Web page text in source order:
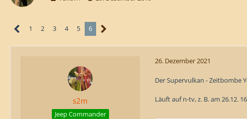
1 2 3 4 5 6
s2m
Jeep Commander
26. Dezember 2021
Der Supervulkan - Zeitbombe
Läuft auf n-tv, z. B. am 26.12.